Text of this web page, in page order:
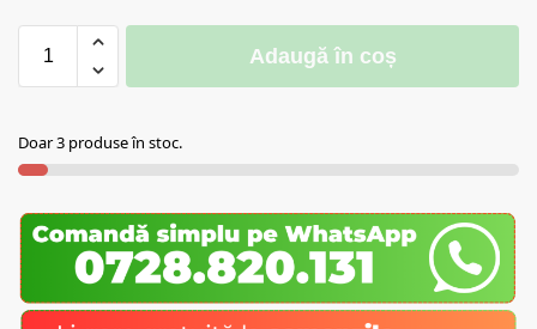
Adaugă în coș
Doar 3 produse în stoc.